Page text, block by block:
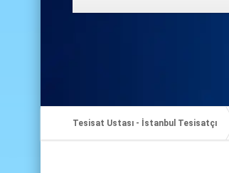
Tesisat Ustası - İstanbul Tesisatçı